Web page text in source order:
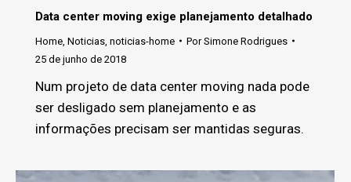
Data center moving exige planejamento detalhado
Home Noticias noticias-home PorSimone Rodrigues
25 de junho de 2018
Num projeto de data center moving nada pode
ser desligado sem planejamento e as
informações precisam ser mantidas seguras.